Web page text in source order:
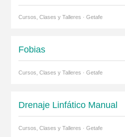
Cursos, Clases y Talleres · Getafe
Fobias
Cursos, Clases y Talleres · Getafe
Drenaje Linfático Manual
Cursos, Clases y Talleres · Getafe